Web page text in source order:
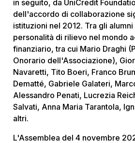
in seguito, da UniCredit
dell'accordo di collaborazione
istituzioni nel 2012. Tra gli
personalità di rilievo nel mondo
finanziario, tra cui Mario Draghi
Onorario dell'Associazione),
Navaretti, Tito Boeri, Franco
Dematté, Gabriele Galateri,
Alessandro Penati, Lucrezia
Salvati, Anna Maria Tarantola,
altri.
L'Assemblea del 4 novembre